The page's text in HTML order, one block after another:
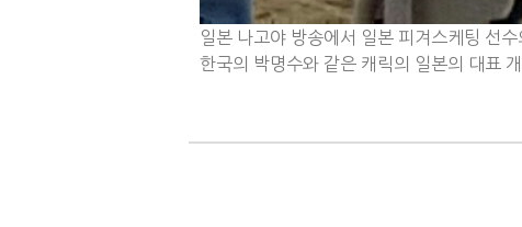
일본 나고야 방송에서 일본 피겨스케팅 선
한국의 박명수와 같은 캐릭의 일본의 대표